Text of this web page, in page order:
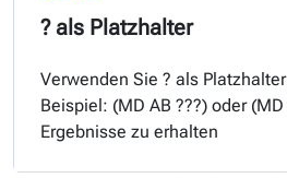
? als Platzhalter
Verwenden Sie ? als Platzhalter
Beispiel: (MD AB ???) oder (MD
Ergebnisse zu erhalten